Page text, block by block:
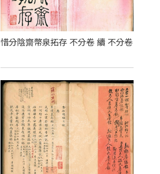
惜分陰齋幣泉拓存 不分卷 續 不分卷